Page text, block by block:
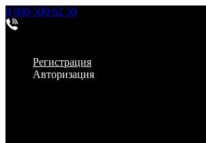
8 800 500 62 50
Регистрация
Авторизация